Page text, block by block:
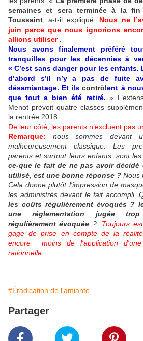
semaines et sera terminée à la
Toussaint , a-t-il expliqué.
Nous ne
juin parce que nous ignorions
allions utiliser .
Nous avons finalement préféré
tranquilles pour les décennies à
« C’est sans danger pour les enfants.
d’abord s’il n’y a pas de fuite
désamiantage. Et ils contrôlent à
que tout a bien été retiré. »
Menot prévoit quatre classes
la rentrée 2018.
De leur côté, les parents n’excluent pas
Remarque: nous sommes devant
malheureusement classique. Les
parents et surtout leurs enfants, sont
ce-que le fait de ne pas avoir décidé
utilisé, est une bonne réponse ? Nous
Cela donne plutôt l'impression de
les administrés devant le fait accompli.
les coûts régulièrement évoqués ?
une réglementation jugée
régulièrement évoquée ?. Toujours
gage de prise en compte de la
encore moins de l'application d'une
rationnelle
#Éradication de l'amiante
Partager